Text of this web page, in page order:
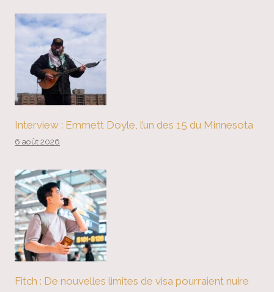
Interview : Emmett Doyle, l’un des 15 du Minnesota
6 août 2026
Fitch : De nouvelles limites de visa pourraient nuire